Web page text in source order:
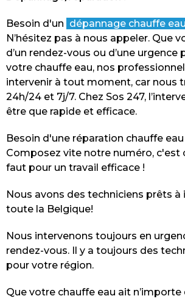
Besoin d'un dépannage chauffe eau
N’hésitez pas à nous appeler. Que
d’un rendez-vous ou d’une urgence
votre chauffe eau, nos
intervenir à tout moment, car nous
24h/24 et 7j/7. Chez Sos 247,
être que rapide et efficace.
Besoin d'une réparation chauffe
Composez vite notre numéro, c'est
faut pour un travail efficace !
Nous avons des techniciens prêts à
toute la Belgique!
Nous intervenons toujours en
rendez-vous. Il y a toujours des
pour votre région.
Que votre chauffe eau ait n’importe